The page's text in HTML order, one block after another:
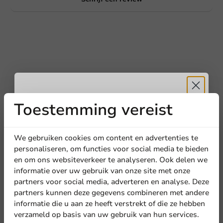
Voordeelverpakking: 1.000 Creamerstaafjes van 2,5 gram
Schrijf een review
Toestemming vereist
We gebruiken cookies om content en advertenties te
personaliseren, om functies voor social media te bieden
en om ons websiteverkeer te analyseren. Ook delen we
informatie over uw gebruik van onze site met onze
partners voor social media, adverteren en analyse. Deze
partners kunnen deze gegevens combineren met andere
informatie die u aan ze heeft verstrekt of die ze hebben
verzameld op basis van uw gebruik van hun services.
Ontvang5%
korting
Meld je aan voor onze
nieuwsbrief!